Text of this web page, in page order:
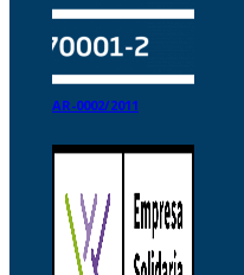
AR-0002/2011